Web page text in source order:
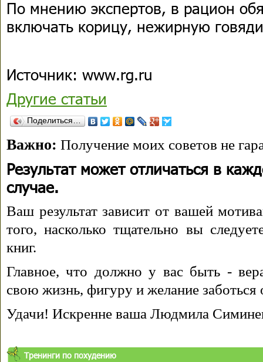
По мнению экспертов, в рацион
включать корицу, нежирную
Источник: www.rg.ru
Другие статьи
Поделиться…
Важно: Получение моих советов не
Результат может отличаться в
случае.
Ваш результат зависит от вашей
того, насколько тщательно вы
книг.
Главное, что должно у вас быть -
свою жизнь, фигуру и желание заботься
Удачи! Искренне ваша Людмила
Тренинги по похудению